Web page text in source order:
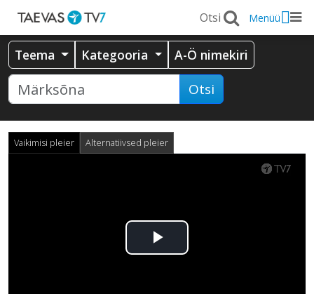
Menüü
Teema Kategooria A-Ö nimekiri
Otsi
Vaikimisi pleier Alternatiivsed pleier
Esita